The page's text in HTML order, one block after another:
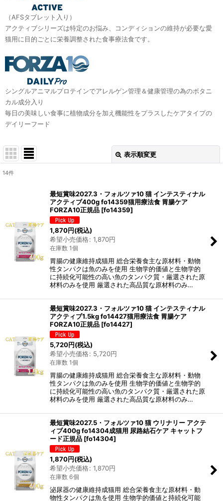
（AFSタブレット入り）
アクティブシリーズは特定のお悩み、コンディションの維持が必要な愛
猫用に目的ごとに栄養調整された食事療法食です。
シングルアニマルプロテインでアレルゲン管理＆健康管理の為のボタニ
カル成分入り
毎日の美味しい食事に植物成分を加え機能性をプラスしたケアタイプの
デイリーフード
表示順変更
並び順:
14件
最短賞味2027.3・フォルツァ10 猫 インテスティナル
アクティブ400g fo14359猫用療法食 胃腸ケア
FORZA10正規品 [fo14359]
1,870円(税込)
希望小売価格: 1,870円
在庫数 1個
胃腸の健康維持成猫用 総合栄養食主な原材料・動物
性タンパクは魚のみを使用 生物学的価値と生物学的
に持続化可能性の高い魚のタンパク質・厳選された原
材料のみを使用 厳選された高品質な原材料のみ…
最短賞味2027.3・フォルツァ10 猫 インテスティナル
アクティブ1.5kg fo14427猫用療法食 胃腸ケア
FORZA10正規品 [fo14427]
5,720円(税込)
希望小売価格: 5,720円
在庫数 1個
胃腸の健康維持成猫用 総合栄養食主な原材料・動物
性タンパクは魚のみを使用 生物学的価値と生物学的
に持続化可能性の高い魚のタンパク質・厳選された原
材料のみを使用 厳選された高品質な原材料のみ…
最短賞味2027.5・フォルツァ10 猫 ウリナリー アクテ
ィブ400g fo14304成猫用 尿路結石ケア キャットフ
ード正規品 [fo14304]
1,870円(税込)
希望小売価格: 1,870円
在庫数 6個
泌尿器の健康維持成猫用 総合栄養食主な原材料・動
物性タンパクは魚を使用 生物学的価値と持続化可能